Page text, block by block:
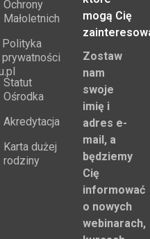
Standardy
Małoletnich
Polityka
prywatności
Ośrodka
Akredytacja
szkoleń,
które
mogą Cię
Zostaw
nam
swoje
imię i
adres e-
mail, a
będziemy
Cię
informować
o nowych